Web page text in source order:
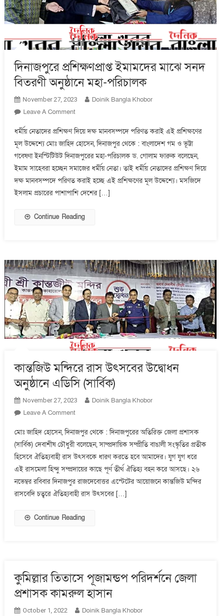
দিনাজপুরে প্রশিক্ষণপ্রাপ্ত ইমামদের মাঝে সনদ
বিতরণী অনুষ্ঠানে মহা-পরিচালক
November 27, 2023
Doinik Bangla Khobor
Leave A CommentOn
প্রশিক্ষণপ্রাপ্ত
ইমামদের
মাঝে
সনদ
বিতরণী
অনুষ্ঠানে
পরিচালক
ধর্মীয় নেতাদের প্রশিক্ষণ দিয়ে দক্ষ মানবসম্পদে পরিণত করাই এই প্রশিক্ষণের
মূল উদ্দেশ্যে মোঃ জাহিদ হোসেন, দিনাজপুর থেকে : বাংলাদেশ গম ও ভূট্টা
গবেষণা ইনস্টিটিউট দিনাজপুরের মহা-পরিচালক ড. গোলাম ফারুক বলেছেন,
ইমাম সাহেবরা হচ্ছেন সমাজের ধর্মীয় নেতা। তাই ধর্মীয় নেতাদের প্রশিক্ষণ দিয়ে
দক্ষ মানবসম্পদে পরিণত করাই হচ্ছে এই প্রশিক্ষণের মূল উদ্দেশ্যে। মসজিদে
ইসলাম প্রচারের পাশাপাশি দেশের […]
Continue Reading
কান্তজিউ মন্দিরে রাস উৎসবের উদ্বোধন
অনুষ্ঠানে এডিসি (সার্বিক)
November 27, 2023
Doinik Bangla Khobor
Leave A CommentOn
মন্দিরে
রাস
উৎসবের
উদ্বোধন
অনুষ্ঠানে
এডিসি
মোঃ জাহিদ হোসেন, দিনাজপুর থেকে : দিনাজপুরের অতিরিক্ত জেলা প্রশাসক
(সার্বিক) দেবাশীষ চৌধুরী বলেছেন, সাম্প্রদায়িক সম্প্রীতি বাঙালী সংস্কৃতির প্রতীক
হিসেবে ঐতিহ্যবাহী রাস উৎসবকে ধারণ করতে হবে আমাদের। যুগ যুগ ধরে
এই রাসমেলা হিন্দু সম্প্রদায়ের কাছে পূর্ণ তীর্থ ঐতিহ্য বহন করে আসছে। ২৬
নভেম্বর রবিবার দিনাজপুর রাজদেবোত্তর এস্টেটের আয়োজনে কান্তজিউ মন্দির
রাসবেদি চত্বরে ঐতিহ্যবাহী রাস উৎসবের […]
Continue Reading
কুমিল্লার তিতাসে পূজামন্ডপ পরিদর্শনে জেলা
প্রশাসক কামরুল হাসান
October 1, 2022
Doinik Bangla Khobor